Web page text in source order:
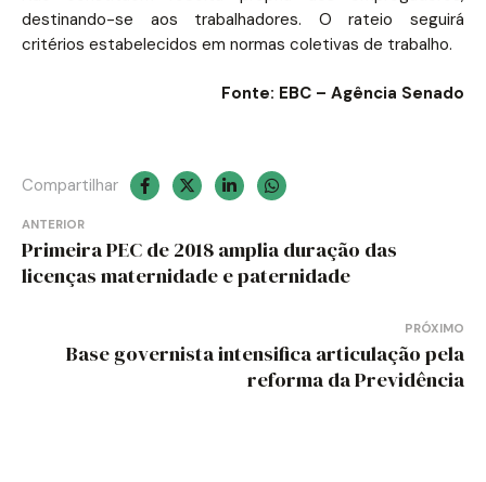
destinando-se aos trabalhadores. O rateio seguirá
critérios estabelecidos em normas coletivas de trabalho.
Fonte: EBC – Agência Senado
Compartilhar
Navegação
de
ANTERIOR
Primeira PEC de 2018 amplia duração das
licenças maternidade e paternidade
PRÓXIMO
Base governista intensifica articulação pela
reforma da Previdência